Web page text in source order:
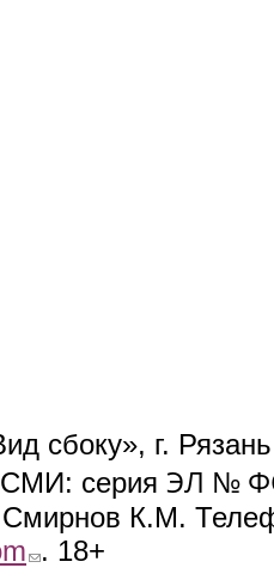
сбоку», г.
СМИ: серия ЭЛ №
Смирнов К.М.
(link sends e-mail)
. 18+